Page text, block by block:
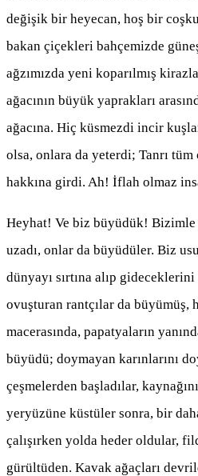
değişik bir heyecan, hoş bir
bakan çiçekleri bahçemizde
ağzımızda yeni koparılmış
ağacının büyük yaprakları
ağacına. Hiç küsmezdi incir
olsa, onlara da yeterdi; Tanrı tüm
hakkına girdi. Ah! İflah olmaz
Heyhat! Ve biz büyüdük! Bizimle
uzadı, onlar da büyüdüler. Biz
dünyayı sırtına alıp
ovuşturan rantçılar da
macerasında, papatyaların
büyüdü; doymayan karınlarını
çeşmelerden başladılar,
yeryüzüne küstüler sonra, bir
çalışırken yolda heder oldular,
gürültüden. Kavak ağaçları